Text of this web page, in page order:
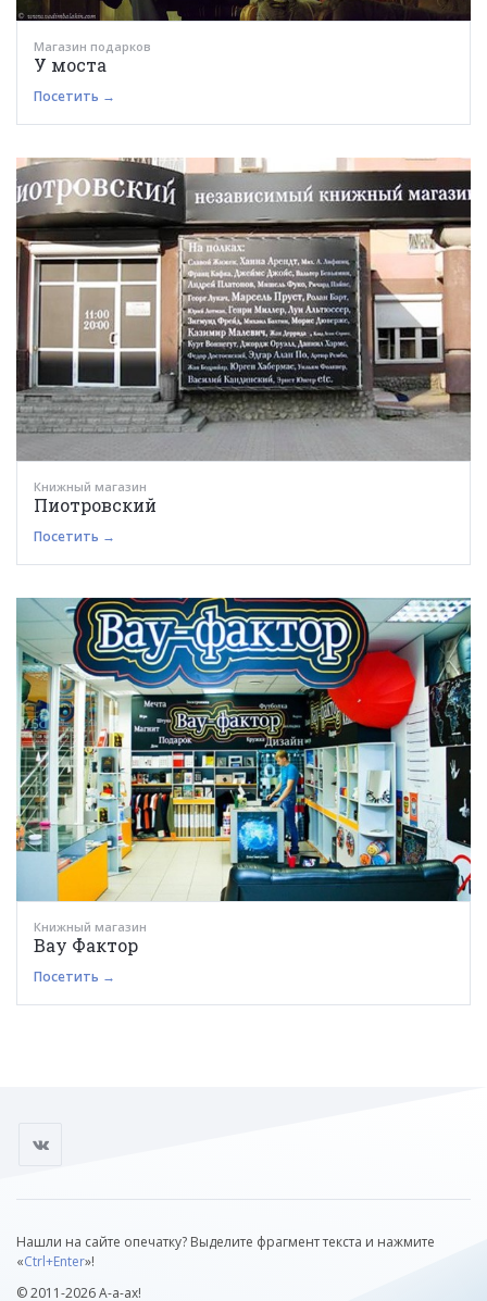
Магазин подарков
У моста
Посетить →
Книжный магазин
Пиотровский
Посетить →
Книжный магазин
Вау Фактор
Посетить →
Нашли на сайте опечатку? Выделите фрагмент текста и нажмите
«Ctrl+Enter»!
© 2011-2026 А-а-ах!